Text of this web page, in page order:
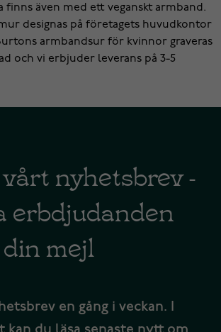
finns även med ett veganskt armband.
designas på företagets huvudkontor
armbandsur för kvinnor graveras
och vi erbjuder leverans på 3-5
nyhetsbrev -
erbdjudanden
mejl
en gång i veckan. I